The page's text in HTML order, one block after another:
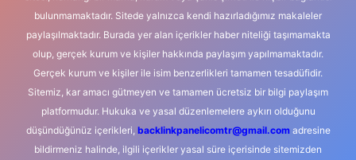
bulunmamaktadır. Sitede yalnızca kendi hazırladığımız makaleler
paylaşılmaktadır. Burada yer alan içerikler haber niteliği taşımamakta
olup, gerçek kurum ve kişiler hakkında paylaşım yapılmamaktadır.
Gerçek kurum ve kişiler ile isim benzerlikleri tamamen tesadüfidir.
Sitemiz, kar amacı gütmeyen ve tamamen ücretsiz bir bilgi paylaşım
platformudur. Hukuka ve yasal düzenlemelere aykırı olduğunu
düşündüğünüz içerikleri, backlinkpanelicomtr@gmail.comadresine
bildirmeniz halinde, ilgili içerikler yasal süre içerisinde sitemizden